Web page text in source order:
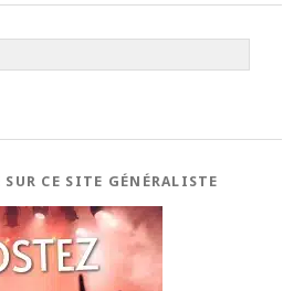
CE SITE GÉNÉRALISTE